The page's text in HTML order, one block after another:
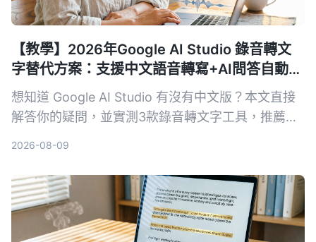
【教學】2026年Google AI Studio 錄音轉文
字替代方案：支援中文語音轉寫+AI問答自動摘
要
想知道 Google AI Studio 有沒有中文版？本文直接
解答你的疑問，並實測3款錄音轉文字工具，推薦
2026-08-09